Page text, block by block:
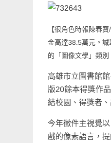
【很角色時報陳春
金高達38.5萬元。
的「圖像文學」類別
高雄市立圖書館
版20餘本得獎作
結校園、得獎者
今年徵件主視覺
戲的像素語言，